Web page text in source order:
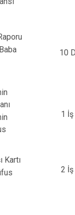
10
1 İş
Kartı
2 İş